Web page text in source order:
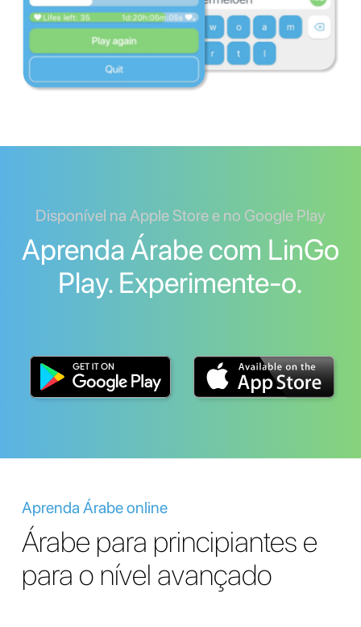
Disponível na Apple Store e no Google Play
Aprenda Árabe com LinGo
Play. Experimente-o.
Aprenda Árabe online
Árabe para principiantes e
para o nível avançado